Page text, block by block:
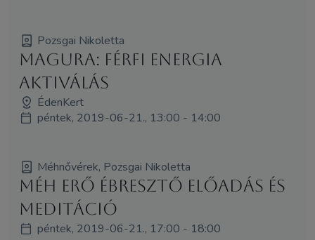
Pozsgai Nikoletta
Magura: Férfi Energia
Aktiválás
ÉdenKert
péntek, 2019-06-21., 13:00 - 14:00
Méhnővérek, Pozsgai Nikoletta
Méh Erő Ébresztő előadás és
meditáció
péntek, 2019-06-21., 17:00 - 18:00